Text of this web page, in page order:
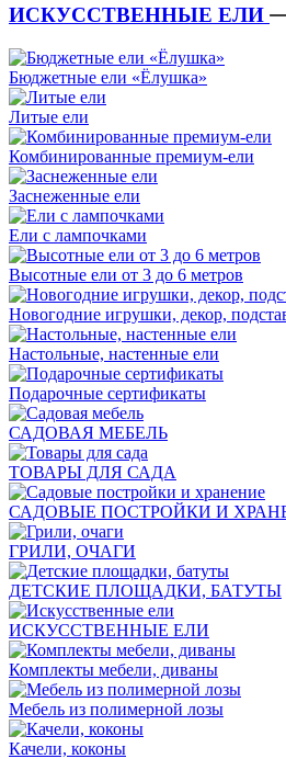
ИСКУССТВЕННЫЕ ЕЛИ
Бюджетные ели «Ёлушка»
Литые ели
Комбинированные премиум-ели
Заснеженные ели
Ели с лампочками
Высотные ели от 3 до 6 метров
Новогодние игрушки, декор,
Настольные, настенные ели
Подарочные сертификаты
САДОВАЯ МЕБЕЛЬ
ТОВАРЫ ДЛЯ САДА
САДОВЫЕ ПОСТРОЙКИ И
ГРИЛИ, ОЧАГИ
ДЕТСКИЕ ПЛОЩАДКИ, БАТУТЫ
ИСКУССТВЕННЫЕ ЕЛИ
Комплекты мебели, диваны
Мебель из полимерной лозы
Качели, коконы